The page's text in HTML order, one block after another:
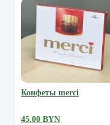
Конфеты merci
45.00 BYN